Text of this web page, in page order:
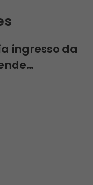
ingresso da